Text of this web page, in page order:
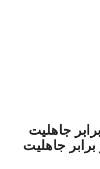
جاهلیت
جاهلیت